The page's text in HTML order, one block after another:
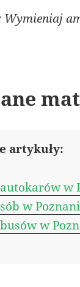
Wymieniaj
artykuły:
w
w
w